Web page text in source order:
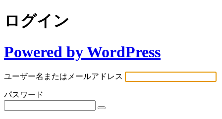
ログイン
Powered by WordPress
ユーザー名またはメールアドレス
パスワード